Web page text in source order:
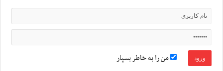
من را به خاطر بسپار